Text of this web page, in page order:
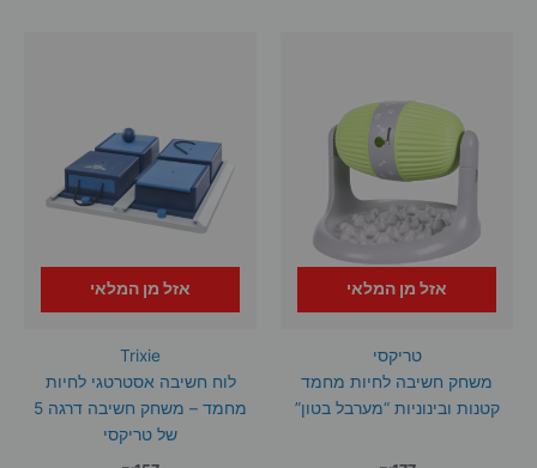
אזל מן המלאי
טריקסי
משחק חשיבה לחיות מחמד
קטנות ובינוניות “מערבל בטון”
אזל מן המלאי
Trixie
לוח חשיבה אסטרטגי לחיות
מחמד – משחק חשיבה דרגה 5
של טריקסי